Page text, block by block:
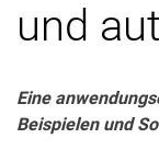
und
Eine
Beispielen und